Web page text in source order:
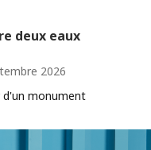
deux eaux
2026
d'un monument